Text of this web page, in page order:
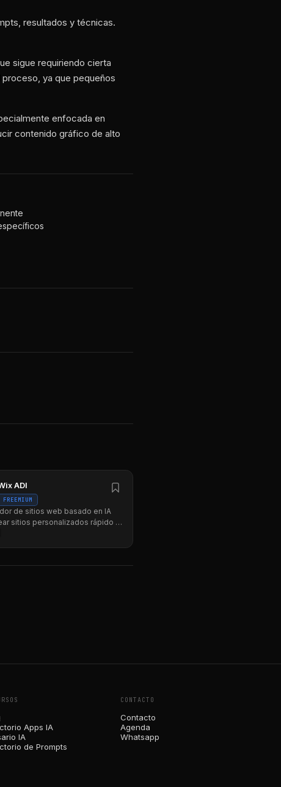
resultados y técnicas.
sigue requiriendo cierta
ya que pequeños
enfocada en
contenido gráfico de alto
ADI
FREEMIUM
de sitios web basado en IA
sitios personalizados rápido y
Apps IA
IA
de Prompts
CONTACTO
Contacto
Agenda
Whatsapp